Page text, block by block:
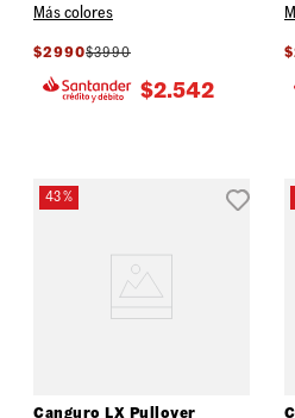
Más colores
$2990$3990
$2.542
$
43 %
Canguro LX Pullover